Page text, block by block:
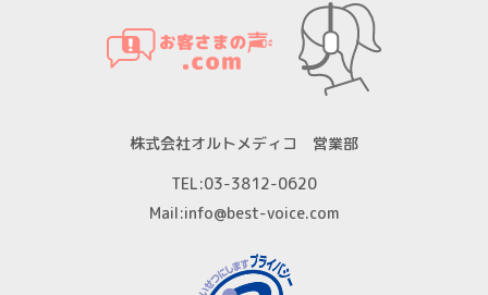
株式会社オルトメディコ 営業部
TEL:03-3812-0620
Mail:info@best-voice.com